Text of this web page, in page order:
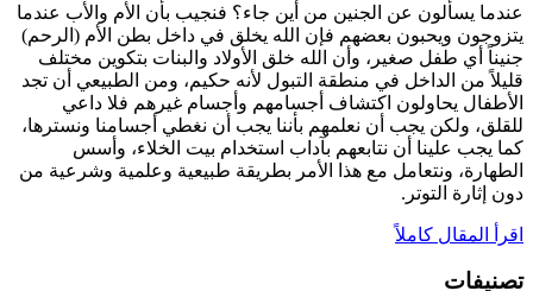
عندما يسألون عن الجنين من أين جاء؟ فنجيب بأن الأم والأب عندما
يتزوجون ويحبون بعضهم فإن الله يخلق في داخل بطن الأم (الرحم)
جنيناً أي طفل صغير، وأن الله خلق الأولاد والبنات بتكوين مختلف
قليلاً من الداخل في منطقة التبول لأنه حكيم، ومن الطبيعي أن تجد
الأطفال يحاولون اكتشاف أجسامهم وأجسام غيرهم فلا داعي
للقلق، ولكن يجب أن نعلمهم بأننا يجب أن نغطي أجسامنا ونسترها،
كما يجب علينا أن نتابعهم بآداب استخدام بيت الخلاء، وأسس
الطهارة، ونتعامل مع هذا الأمر بطريقة طبيعية وعلمية وشرعية من
دون إثارة التوتر.
اقرأ المقال كاملاً
تصنيفات